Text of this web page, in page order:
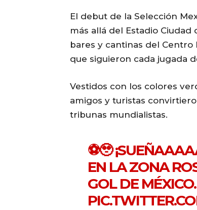
El debut de la Selección
más allá del Estadio
bares y cantinas del Centro
que siguieron cada jugada
Vestidos con los colores
amigos y turistas
tribunas mundialistas.
⚽🥹
EN LA ZONA
GOL DE